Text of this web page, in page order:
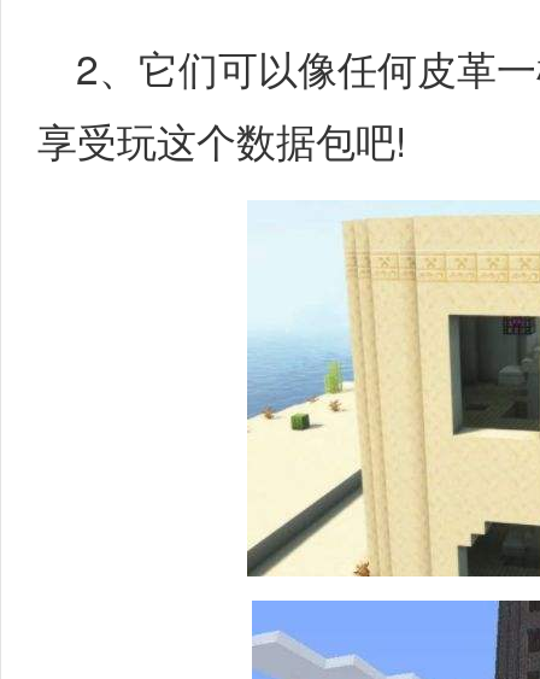
2、它们可以像任何皮革
享受玩这个数据包吧!